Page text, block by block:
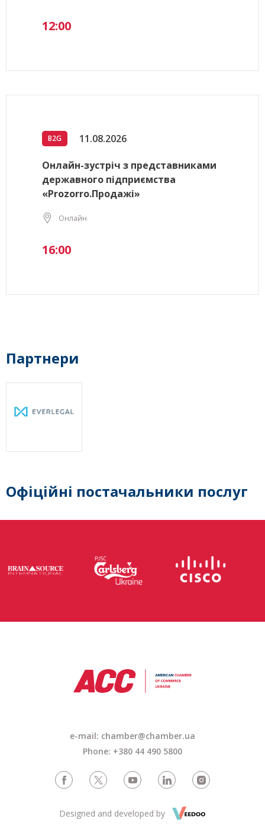
12:00
B2G 11.08.2026
Онлайн-зустріч з представниками
державного підприємства
«Prozorro.Продажі»
Онлайн
16:00
Партнери
Офіційні постачальники послуг
e-mail: chamber@chamber.ua
Phone: +380 44 490 5800
Designed and developed by